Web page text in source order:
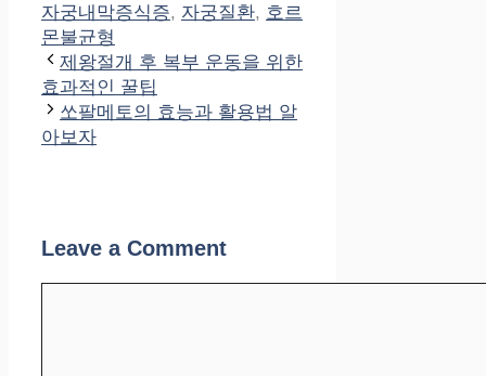
자궁내막증식증, 자궁질환, 호르
몬불균형
제왕절개 후 복부 운동을 위한
효과적인 꿀팁
쏘팔메토의 효능과 활용법 알
아보자
Leave a Comment